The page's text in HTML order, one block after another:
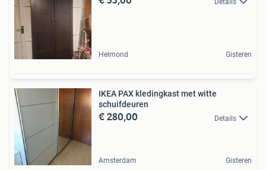
Helmond Gisteren
IKEA PAX kledingkast met witte
schuifdeuren
€ 280,00 Details
Amsterdam Gisteren